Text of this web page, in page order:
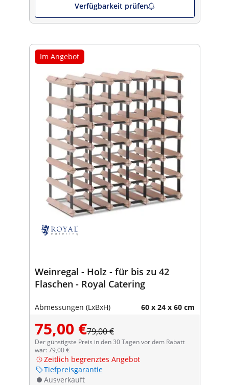
Verfügbarkeit prüfen
Im Angebot
Weinregal - Holz - für bis zu 42
Flaschen - Royal Catering
Abmessungen (LxBxH) 60 x 24 x 60 cm
75,00 €79,00 €
Der günstigste Preis in den 30 Tagen vor dem Rabatt
war: 79,00 €
Zeitlich begrenztes Angebot
Tiefpreisgarantie
Ausverkauft